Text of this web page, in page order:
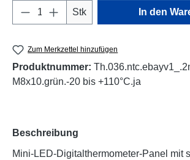
Produkt Anzahl: Gib den
Stk In den
Zum Merkzettel hinzufügen
Produktnummer:
M8x10.grün.-20 bis +110°C.ja
Beschreibung
Mini-LED-Digitalthermometer-Panel mit